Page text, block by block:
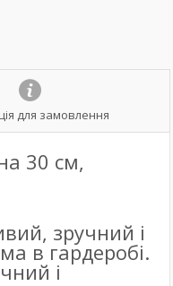
для замовлення
30 см,
зручний і
в гардеробі.
і